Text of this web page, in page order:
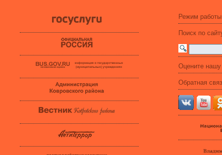
Режим работы
Поиск по
Оцените нашу
Обратная